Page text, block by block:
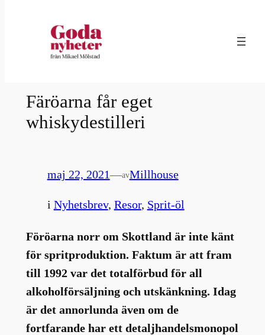
Färöarna får eget
whiskydestilleri
maj 22, 2021—avMillhouse
i Nyhetsbrev, Resor, Sprit-öl
Föröarna norr om Skottland är inte känt
för spritproduktion. Faktum är att fram
till 1992 var det totalförbud för all
alkoholförsäljning och utskänkning. Idag
är det annorlunda även om de
fortfarande har ett detaljhandelsmonopol